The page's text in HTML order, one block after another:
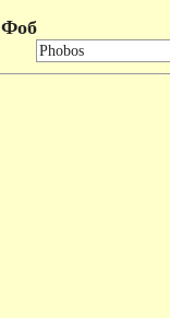
Фоб